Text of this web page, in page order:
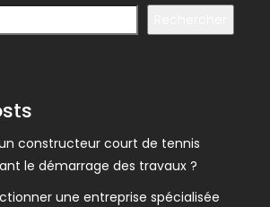
constructeur court de tennis
le démarrage des travaux ?
une entreprise spécialisée